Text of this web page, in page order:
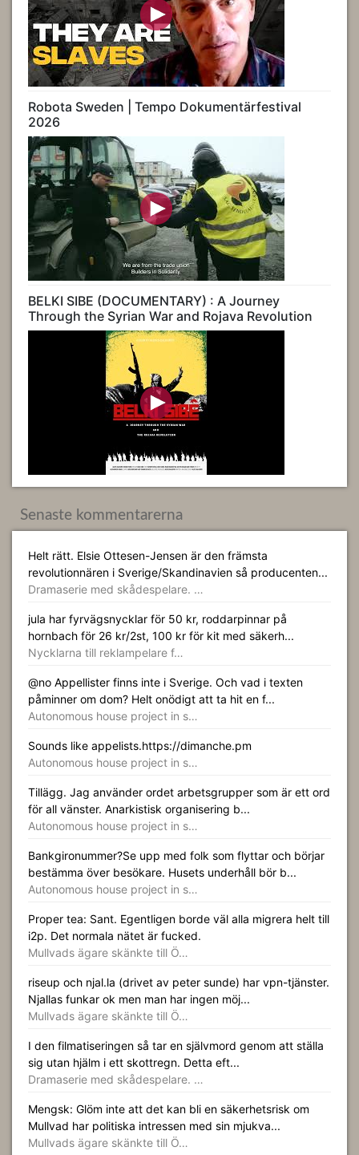
Robota Sweden | Tempo Dokumentärfestival
2026
BELKI SIBE (DOCUMENTARY) : A Journey
Through the Syrian War and Rojava Revolution
Senaste kommentarerna
Helt rätt. Elsie Ottesen-Jensen är den främsta
revolutionnären i Sverige/Skandinavien så producenten...
Dramaserie med skådespelare. …
jula har fyrvägsnycklar för 50 kr, roddarpinnar på
hornbach för 26 kr/2st, 100 kr för kit med säkerh...
Nycklarna till reklampelare f…
@no Appellister finns inte i Sverige. Och vad i texten
påminner om dom? Helt onödigt att ta hit en f...
Autonomous house project in s…
Sounds like appelists.https://dimanche.pm
Autonomous house project in s…
Tillägg. Jag använder ordet arbetsgrupper som är ett ord
för all vänster. Anarkistisk organisering b...
Autonomous house project in s…
Bankgironummer?Se upp med folk som flyttar och börjar
bestämma över besökare. Husets underhåll bör b...
Autonomous house project in s…
Proper tea: Sant. Egentligen borde väl alla migrera helt till
i2p. Det normala nätet är fucked.
Mullvads ägare skänkte till Ö…
riseup och njal.la (drivet av peter sunde) har vpn-tjänster.
Njallas funkar ok men man har ingen möj...
Mullvads ägare skänkte till Ö…
I den filmatiseringen så tar en självmord genom att ställa
sig utan hjälm i ett skottregn. Detta eft...
Dramaserie med skådespelare. …
Mengsk: Glöm inte att det kan bli en säkerhetsrisk om
Mullvad har politiska intressen med sin mjukva...
Mullvads ägare skänkte till Ö…